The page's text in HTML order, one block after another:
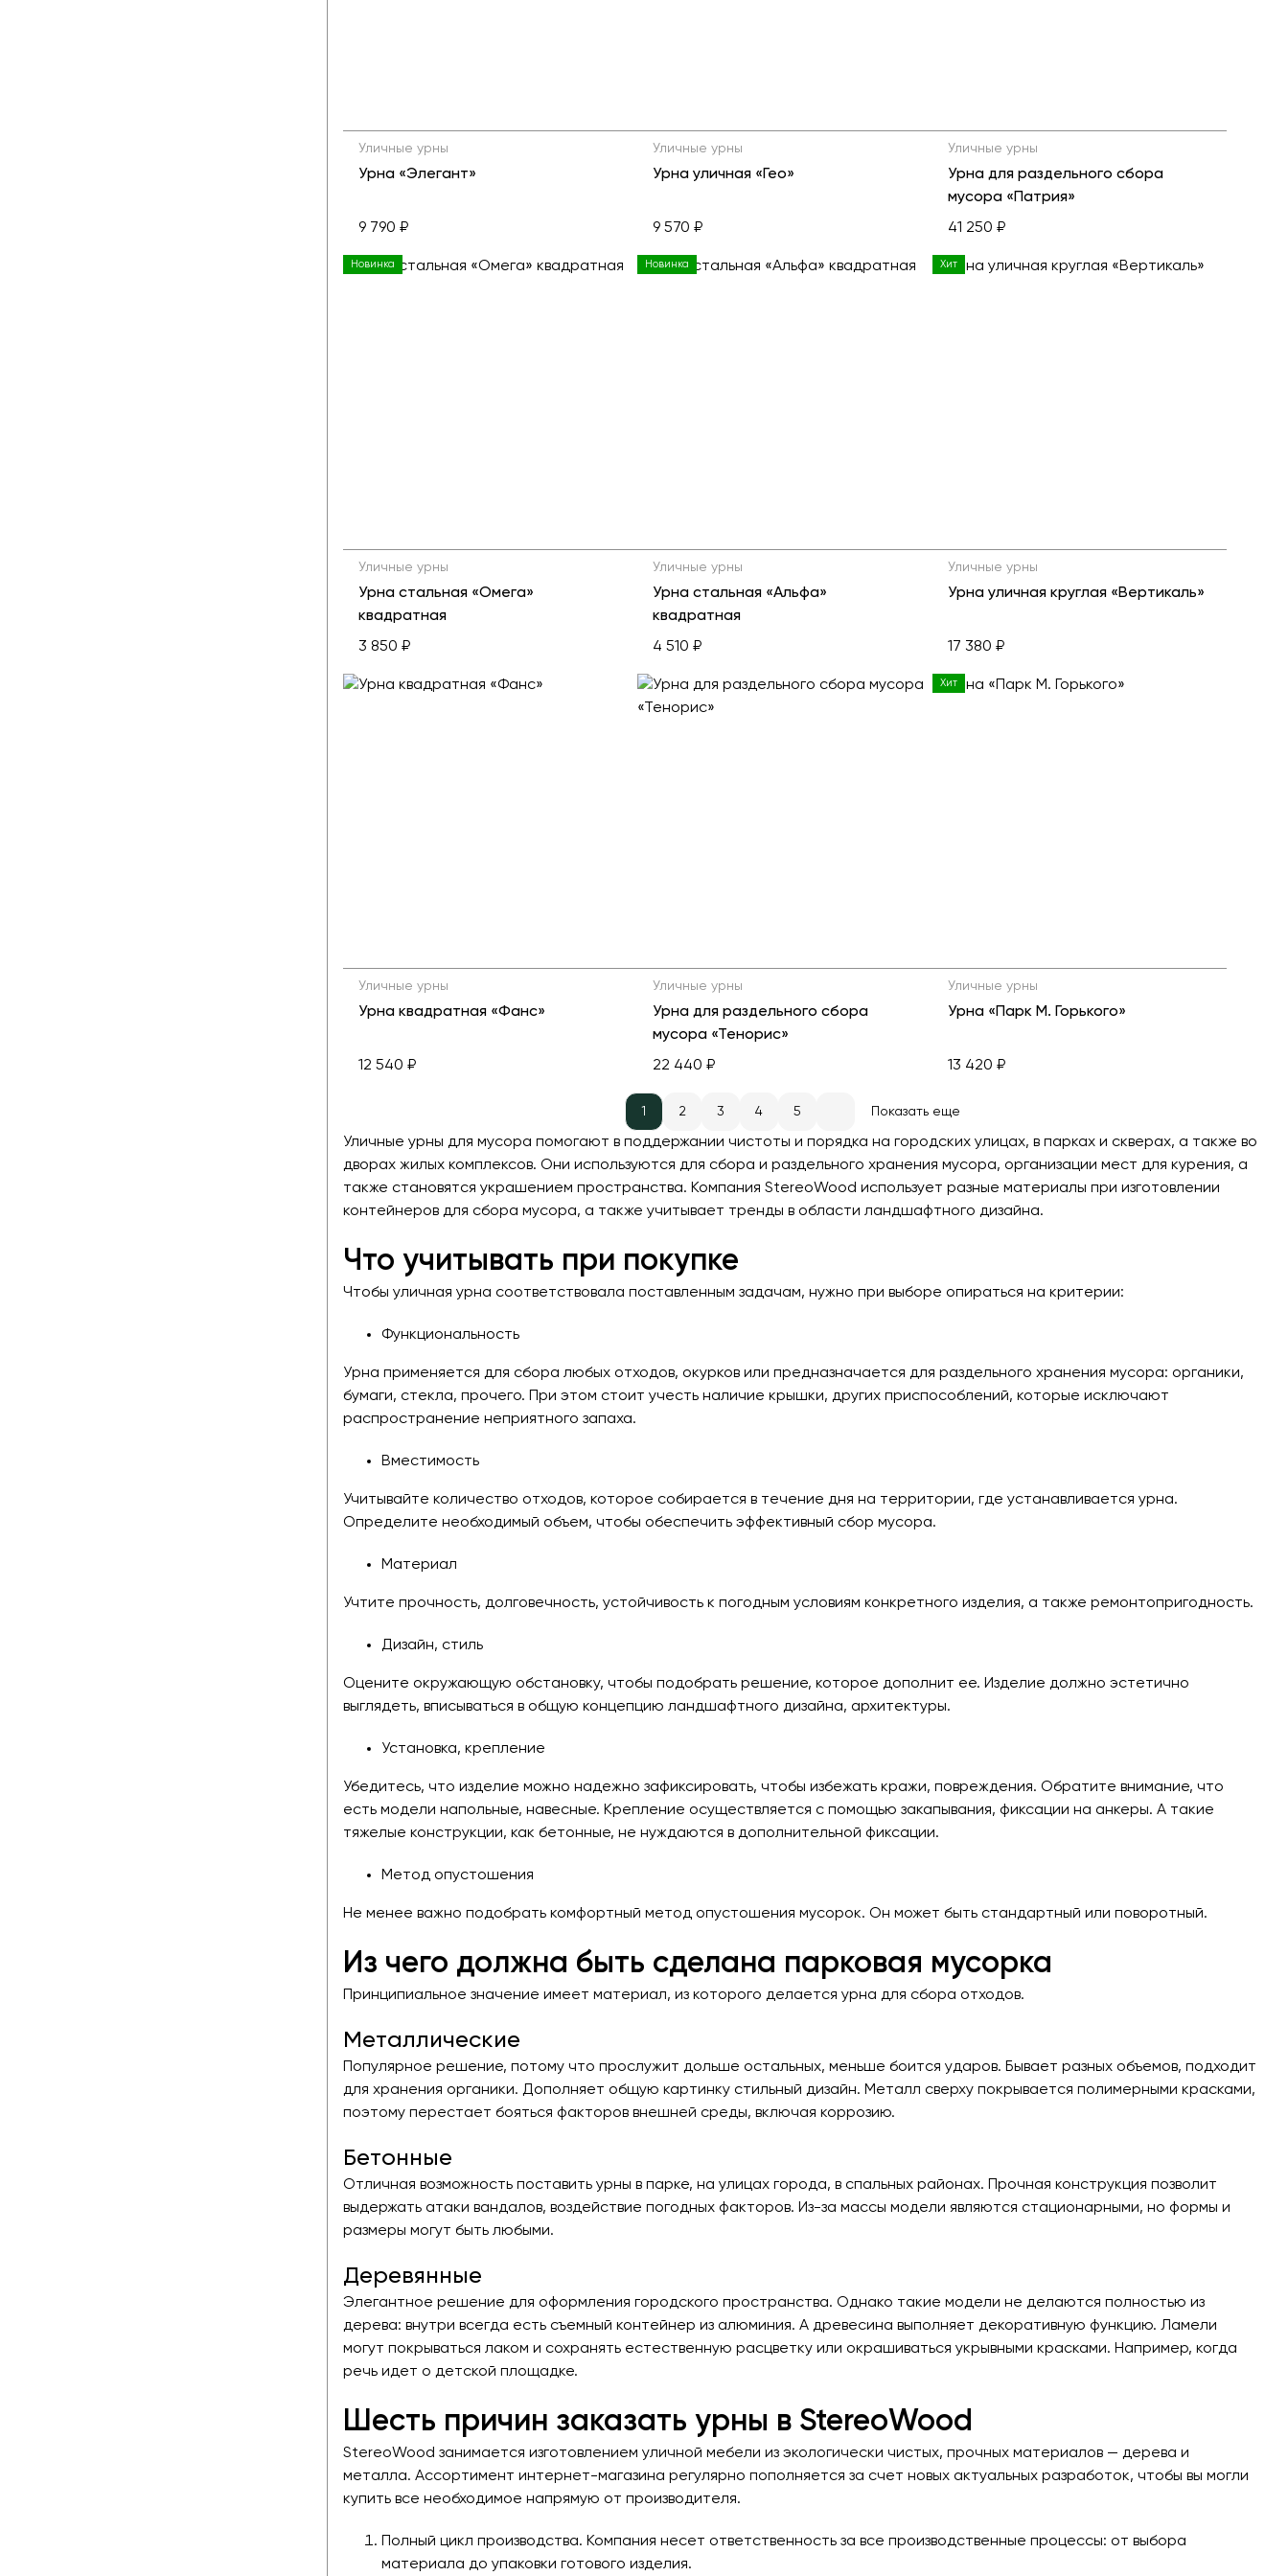
Уличные урны
Урна «Элегант»
9 790 ₽
Уличные урны
Урна уличная «Гео»
9 570 ₽
Уличные урны
Урна для раздельного сбора
мусора «Патрия»
41 250 ₽
Новинка
Уличные урны
Урна стальная «Омега»
квадратная
3 850 ₽
Новинка
Уличные урны
Урна стальная «Альфа»
квадратная
4 510 ₽
Хит
Уличные урны
Урна уличная круглая «Вертикаль»
17 380 ₽
Уличные урны
Урна квадратная «Фанс»
12 540 ₽
Уличные урны
Урна для раздельного сбора
мусора «Тенорис»
22 440 ₽
Хит
Уличные урны
Урна «Парк М. Горького»
13 420 ₽
1 2 3 4 5 Показать еще
Уличные урны для мусора помогают в поддержании чистоты и порядка на городских улицах, в парках и скверах, а также во
дворах жилых комплексов. Они используются для сбора и раздельного хранения мусора, организации мест для курения, а
также становятся украшением пространства. Компания StereoWood использует разные материалы при изготовлении
контейнеров для сбора мусора, а также учитывает тренды в области ландшафтного дизайна.
Что учитывать при покупке
Чтобы уличная урна соответствовала поставленным задачам, нужно при выборе опираться на критерии:
Функциональность
Урна применяется для сбора любых отходов, окурков или предназначается для раздельного хранения мусора: органики,
бумаги, стекла, прочего. При этом стоит учесть наличие крышки, других приспособлений, которые исключают
распространение неприятного запаха.
Вместимость
Учитывайте количество отходов, которое собирается в течение дня на территории, где устанавливается урна.
Определите необходимый объем, чтобы обеспечить эффективный сбор мусора.
Материал
Учтите прочность, долговечность, устойчивость к погодным условиям конкретного изделия, а также ремонтопригодность.
Дизайн, стиль
Оцените окружающую обстановку, чтобы подобрать решение, которое дополнит ее. Изделие должно эстетично
выглядеть, вписываться в общую концепцию ландшафтного дизайна, архитектуры.
Установка, крепление
Убедитесь, что изделие можно надежно зафиксировать, чтобы избежать кражи, повреждения. Обратите внимание, что
есть модели напольные, навесные. Крепление осуществляется с помощью закапывания, фиксации на анкеры. А такие
тяжелые конструкции, как бетонные, не нуждаются в дополнительной фиксации.
Метод опустошения
Не менее важно подобрать комфортный метод опустошения мусорок. Он может быть стандартный или поворотный.
Из чего должна быть сделана парковая мусорка
Принципиальное значение имеет материал, из которого делается урна для сбора отходов.
Металлические
Популярное решение, потому что прослужит дольше остальных, меньше боится ударов. Бывает разных объемов, подходит
для хранения органики. Дополняет общую картинку стильный дизайн. Металл сверху покрывается полимерными красками,
поэтому перестает бояться факторов внешней среды, включая коррозию.
Бетонные
Отличная возможность поставить урны в парке, на улицах города, в спальных районах. Прочная конструкция позволит
выдержать атаки вандалов, воздействие погодных факторов. Из-за массы модели являются стационарными, но формы и
размеры могут быть любыми.
Деревянные
Элегантное решение для оформления городского пространства. Однако такие модели не делаются полностью из
дерева: внутри всегда есть съемный контейнер из алюминия. А древесина выполняет декоративную функцию. Ламели
могут покрываться лаком и сохранять естественную расцветку или окрашиваться укрывными красками. Например, когда
речь идет о детской площадке.
Шесть причин заказать урны в StereoWood
StereoWood занимается изготовлением уличной мебели из экологически чистых, прочных материалов — дерева и
металла. Ассортимент интернет-магазина регулярно пополняется за счет новых актуальных разработок, чтобы вы могли
купить все необходимое напрямую от производителя.
Полный цикл производства. Компания несет ответственность за все производственные процессы: от выбора
материала до упаковки готового изделия.